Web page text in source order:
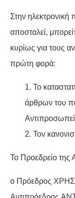
Στην
αποσταλεί,
κυρίως για τους
πρώτη φορά:
1. Το
άρθρων του
2. Τον
Το Προεδρείο της
ο Πρόεδρος